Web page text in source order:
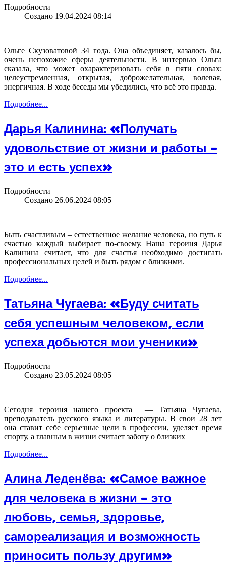
Подробности
Создано 19.04.2024 08:14
Ольге Скузоватовой 34 года. Она объединяет, казалось бы,
очень непохожие сферы деятельности. В интервью Ольга
сказала, что может охарактеризовать себя в пяти словах:
целеустремленная, открытая, доброжелательная, волевая,
энергичная. В ходе беседы мы убедились, что всё это правда.
Подробнее...
Дарья Калинина: «Получать
удовольствие от жизни и работы –
это и есть успех»
Подробности
Создано 26.06.2024 08:05
Быть счастливым – естественное желание человека, но путь к
счастью каждый выбирает по-своему. Наша героиня Дарья
Калинина считает, что для счастья необходимо достигать
профессиональных целей и быть рядом с близкими.
Подробнее...
Татьяна Чугаева: «Буду считать
себя успешным человеком, если
успеха добьются мои ученики»
Подробности
Создано 23.05.2024 08:05
Сегодня героиня нашего проекта — Татьяна Чугаева,
преподаватель русского языка и литературы. В свои 28 лет
она ставит себе серьезные цели в профессии, уделяет время
спорту, а главным в жизни считает заботу о близких
Подробнее...
Алина Леденёва: «Самое важное
для человека в жизни – это
любовь, семья, здоровье,
самореализация и возможность
приносить пользу другим»